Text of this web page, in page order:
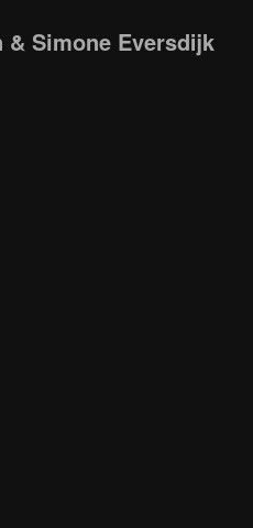
& Simone Eversdijk